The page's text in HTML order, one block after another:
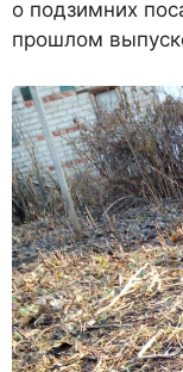
о подзимних
прошлом